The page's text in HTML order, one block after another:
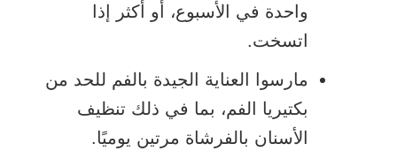
واحدة في الأسبوع، أو أكثر إذا
اتسخت.
مارسوا العناية الجيدة بالفم للحد من
بكتيريا الفم، بما في ذلك تنظيف
الأسنان بالفرشاة مرتين يوميًا.